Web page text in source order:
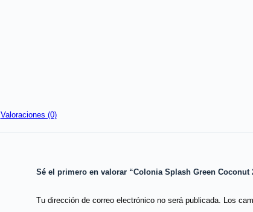
Valoraciones (0)
Sé el primero en valorar “Colonia Splash Green Coconut
Tu dirección de correo electrónico no será publicada. Los